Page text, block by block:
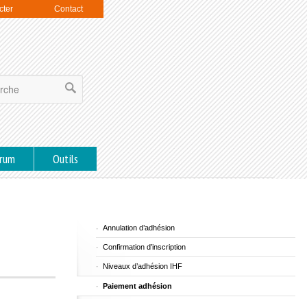
Contact
Outils
Annulation d’adhésion
Confirmation d’inscription
Niveaux d’adhésion IHF
Paiement adhésion